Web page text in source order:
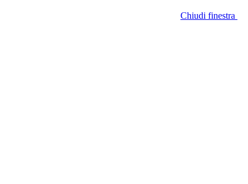
Chiudi finestra